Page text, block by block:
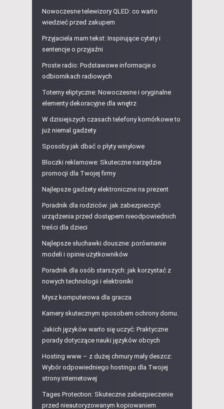
Nowoczesne telewizory QLED: co warto
wiedzieć przed zakupem
Przyjaciela mam tekst: Inspirujące cytaty i
sentencje o przyjaźni
Proste radio: Podstawowe informacje o
odbiornikach radiowych
Totemy eliptyczne: Nowoczesne i oryginalne
elementy dekoracyjne dla wnętrz
W dzisiejszych czasach telefony komórkowe to
już niemal gadżety
Sposoby jak dbać o płyty winylowe
Bloczki reklamowe: Skuteczne narzędzie
promocji dla Twojej firmy
Najlepsze gadżety elektroniczne na prezent
Poradnik dla rodziców: jak zabezpieczyć
urządzenia przed dostępem nieodpowiednich
treści dla dzieci
Najlepsze słuchawki douszne: porównanie
modeli i opinie użytkowników
Poradnik dla osób starszych: jak korzystać z
nowych technologii i elektroniki
Mysz komputerowa dla gracza
Kamery skutecznym sposobem ochrony domu.
Jakich języków warto się uczyć: Praktyczne
porady dotyczące nauki języków obcych
Hosting www – z dużej chmury mały deszcz:
Wybór odpowiedniego hostingu dla Twojej
strony internetowej
Tages Protection: Skuteczne zabezpieczenie
przed nieautoryzowanym kopiowaniem